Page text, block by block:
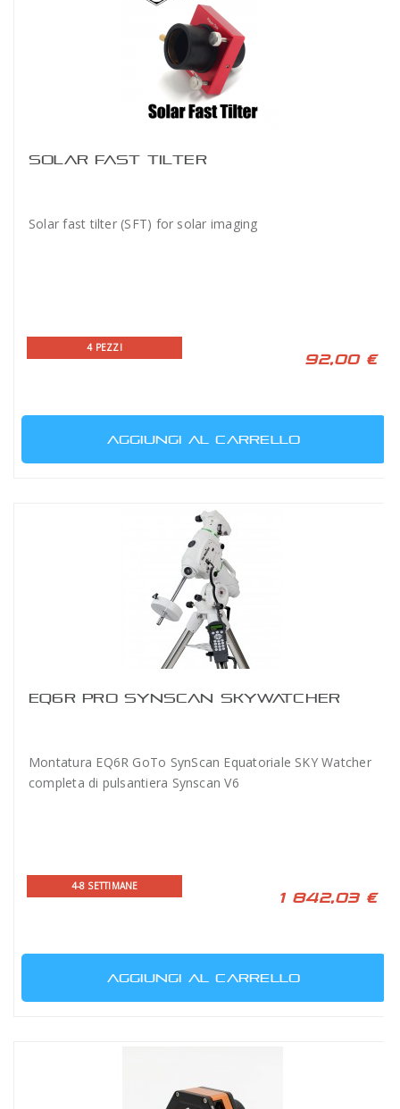
SOLAR FAST TILTER
Solar fast tilter (SFT) for solar imaging
4 PEZZI
92,00 €
AGGIUNGI AL CARRELLO
EQ6R PRO SYNSCAN SKYWATCHER
Montatura EQ6R GoTo SynScan Equatoriale SKY Watcher
completa di pulsantiera Synscan V6
4-8 SETTIMANE
1 842,03 €
AGGIUNGI AL CARRELLO